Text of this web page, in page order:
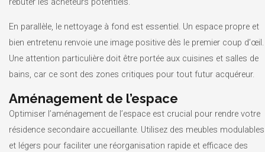
En parallèle, le nettoyage à fond est essentiel. Un espace propre et
bien entretenu renvoie une image positive dès le premier coup d’œil.
Une attention particulière doit être portée aux cuisines et salles de
bains, car ce sont des zones critiques pour tout futur acquéreur.
Aménagement de l’espace
Optimiser l’aménagement de l’espace est crucial pour rendre votre
résidence secondaire accueillante. Utilisez des meubles modulables
et légers pour faciliter une réorganisation rapide et efficace des